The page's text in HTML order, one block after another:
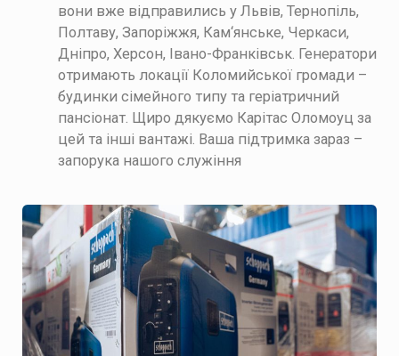
вони вже відправились у Львів, Тернопіль,
Полтаву, Запоріжжя, Кам‘янське, Черкаси,
Дніпро, Херсон, Івано-Франківськ. Генератори
отримають локації Коломийської громади –
будинки сімейного типу та геріатричний
пансіонат. Щиро дякуємо Карітас Оломоуц за
цей та інші вантажі. Ваша підтримка зараз –
запорука нашого служіння